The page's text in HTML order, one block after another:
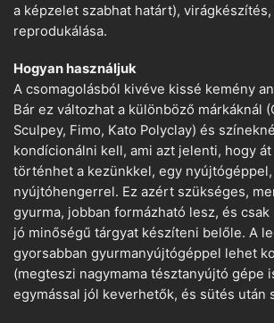
a képzelet szabhat határt),
reprodukálása.
Hogyan használjuk
A csomagolásból kivéve kissé kemény
Bár ez változhat a különböző márkáknál
Sculpey, Fimo, Kato Polyclay) és
kondícionálni kell, ami azt jelenti, hogy
történhet a kezünkkel, egy nyújtógéppel,
nyújtóhengerrel. Ez azért szükséges,
gyurma, jobban formázható lesz, és
jó minőségű tárgyat készíteni belőle. A
gyorsabban gyurmanyújtógéppel lehet
(megteszi nagymama tésztanyújtó gépe
egymással jól keverhetők, és sütés után